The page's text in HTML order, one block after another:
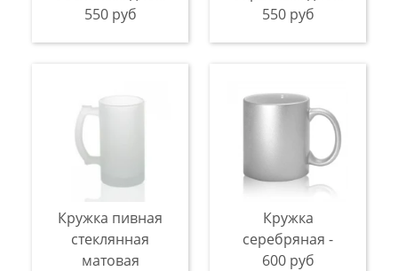
550 руб
550 руб
Кружка пивная
стеклянная
матовая
Кружка
серебряная -
600 руб